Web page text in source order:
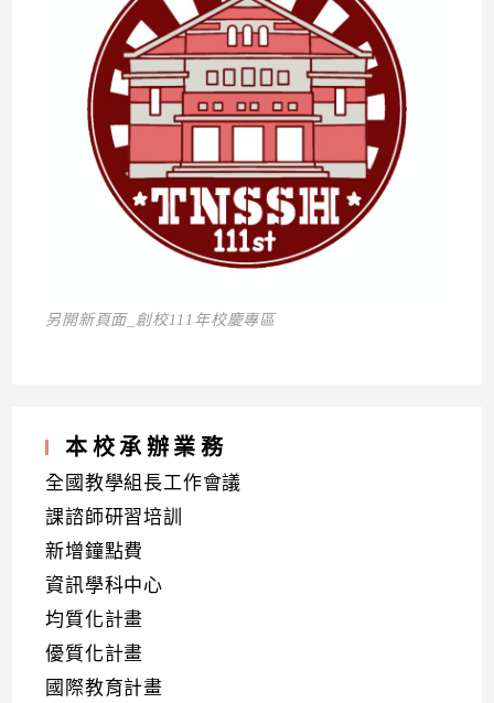
另開新頁面_創校111年校慶專區
本校承辦業務
全國教學組長工作會議
課諮師研習培訓
新增鐘點費
資訊學科中心
均質化計畫
優質化計畫
國際教育計畫